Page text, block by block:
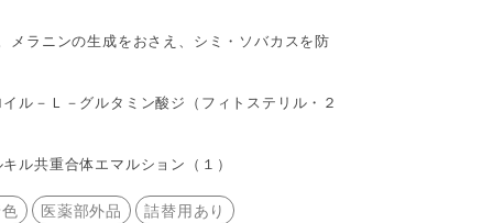
メラニンの生成をおさえ、シミ・ソバカスを防
ル－Ｌ－グルタミン酸ジ（フィトステリル・２
ル共重合体エマルション（１）
医薬部外品 詰替用あり